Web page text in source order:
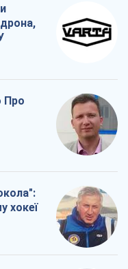
Про
хокеї